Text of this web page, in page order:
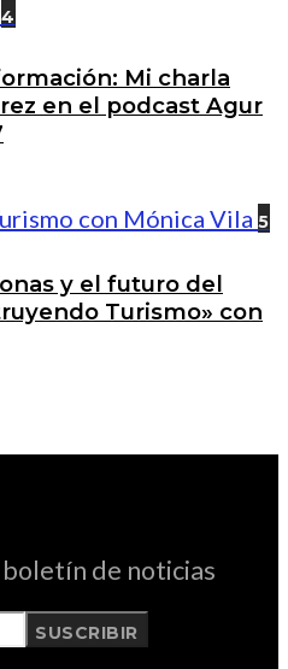
4
Mi charla
en el podcast Agur
5
y el futuro del
Turismo» con
de noticias
SUSCRIBIR